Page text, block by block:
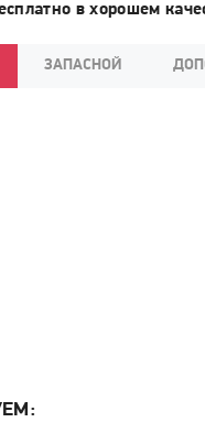
в хорошем
ЗАПАСНОЙ